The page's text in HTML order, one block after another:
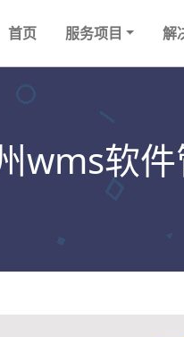
首页 服务项目 解
wms软